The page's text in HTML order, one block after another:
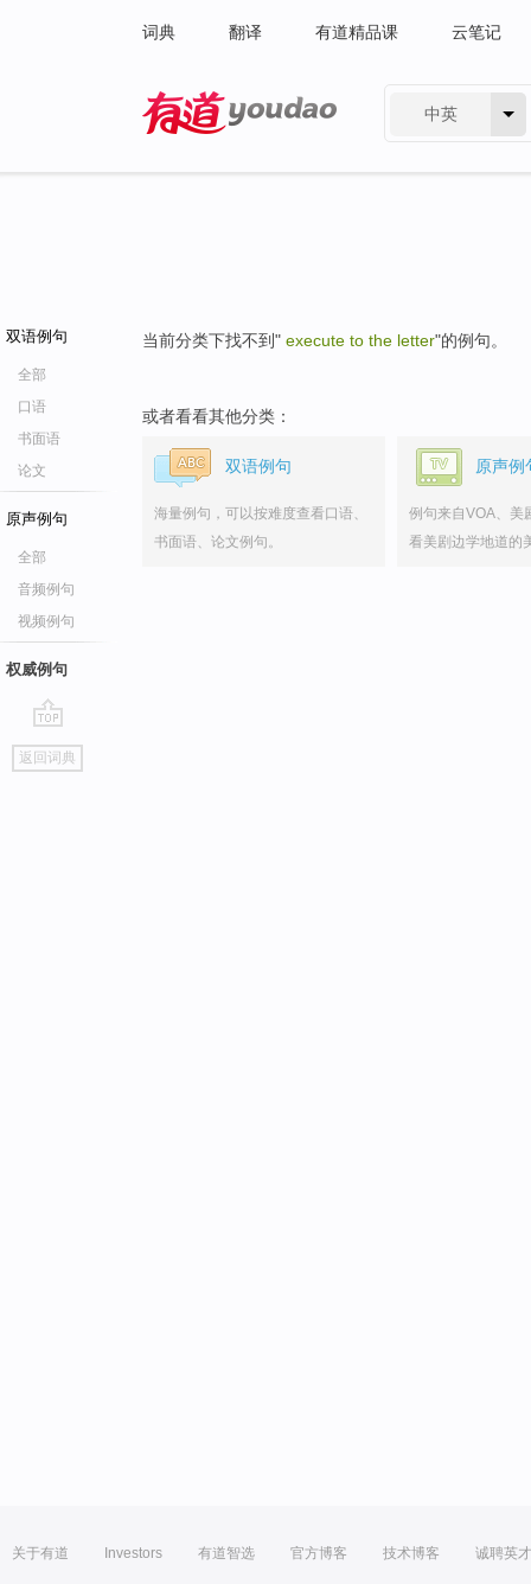
词典 翻译 有道精品课 云笔记
中英
双语例句
全部
口语
书面语
论文
原声例句
全部
音频例句
视频例句
权威例句
go
top
返回词典
当前分类下找不到" execute to the letter"的例句。
或者看看其他分类：
双语例句
海量例句，可以按难度查看口语、
书面语、论文例句。
原声例
例句来自VOA、美
看美剧边学地道的
关于有道 Investors 有道智选 官方博客 技术博客 诚聘英才